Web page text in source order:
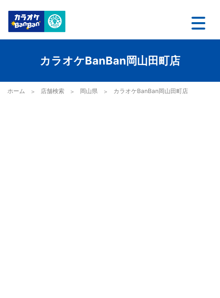
カラオケBanBan岡山田町店
ホーム 店舗検索 岡山県 カラオケBanBan岡山田町店